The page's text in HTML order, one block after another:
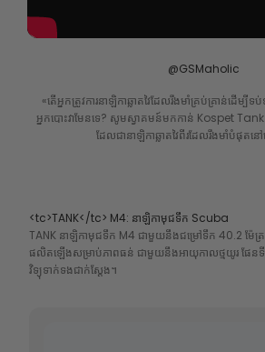
@GSMaholic
«តើអ្នកត្រូវការនាឡិកាឆ្លាតវៃដែលរឹងមាំគ្រប់គ្រាន់ដើ
អ្នកបោះវាមែនទេ? សូមស្វាគមន៍មកកាន់ Kospet
ដែលជានាឡិកាឆ្លាតវៃពីរដែលរឹងមាំបំផុតនៅ
<tc>TANK</tc> M4: នាឡិកាមុជទឹក Scuba
TANK នាឡិកាមុជទឹក M4 ជាមួយនឹងជម្រៅទឹក 40.2 ម៉ែ
ផលិតឡើងសម្រាប់ភាពធន់ ជាមួយនឹងអាយុកាលថ្មយូរ ផែ
វិទ្យុទាក់ទងជាក់ស្តែង។